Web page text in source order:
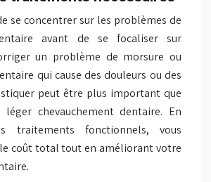
se concentrer sur les problèmes de
avant de se focaliser sur
un problème de morsure ou
qui cause des douleurs ou des
peut être plus important que
chevauchement dentaire. En
traitements fonctionnels, vous
coût total tout en améliorant votre